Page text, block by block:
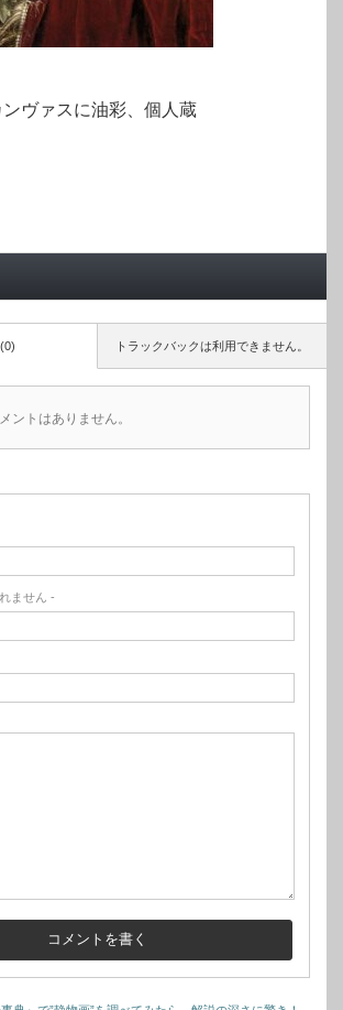
ヴァスに油彩、個人蔵
トラックバックは利用できません。
ントはありません。
ません -